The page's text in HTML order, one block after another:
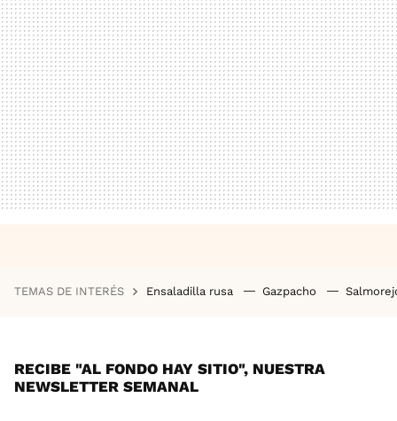
TEMAS DE INTERÉS Ensaladilla rusa Gazpacho
RECIBE "AL FONDO HAY SITIO", NUESTRA
NEWSLETTER SEMANAL